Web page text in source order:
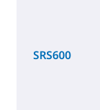
SRS600